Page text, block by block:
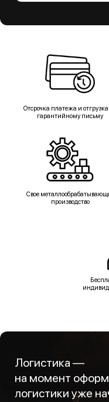
Отсрочка платежа и
гарантийному письму
Свое
производство
Логистика —
на момент
логистики уже